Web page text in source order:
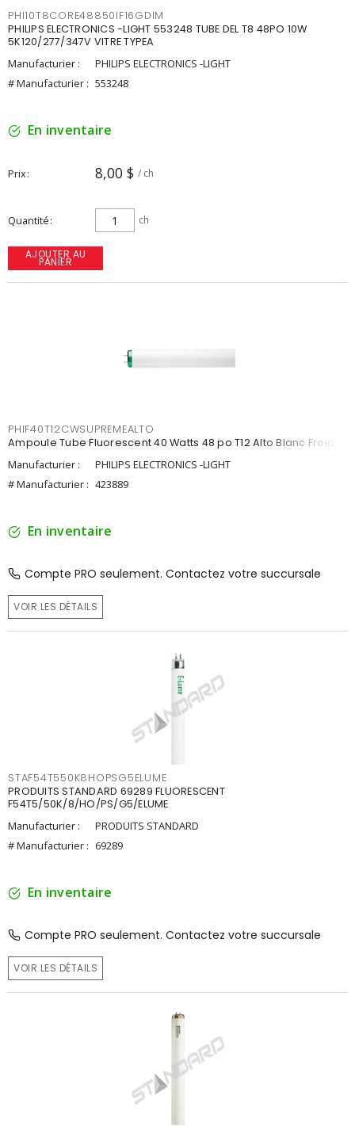
PHI10T8CORE48850IF16GDIM
PHILIPS ELECTRONICS -LIGHT 553248 TUBE DEL T8 48PO 10W
5K120/277/347V VITRE TYPEA
Manufacturier :
PHILIPS ELECTRONICS -LIGHT
# Manufacturier : 553248
En inventaire
Prix 8,00 $ / ch
Quantité ch
AJOUTER AU
PANIER
PHIF40T12CWSUPREMEALTO
Ampoule Tube Fluorescent 40 Watts 48 po T12 Alto Blanc Froid
Manufacturier :
PHILIPS ELECTRONICS -LIGHT
# Manufacturier : 423889
En inventaire
Compte PRO seulement. Contactez votre succursale
VOIR LES DÉTAILS
STAF54T550K8HOPSG5ELUME
PRODUITS STANDARD 69289 FLUORESCENT
F54T5/50K/8/HO/PS/G5/ELUME
Manufacturier :
PRODUITS STANDARD
# Manufacturier : 69289
En inventaire
Compte PRO seulement. Contactez votre succursale
VOIR LES DÉTAILS